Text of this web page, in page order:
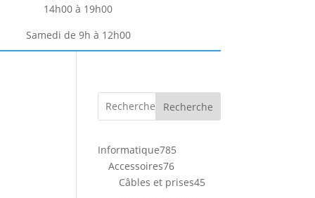
14h00 à 19h00
Samedi de 9h à 12h00
Recherche
Informatique785
Accessoires7676
produits
Câbles et prises45